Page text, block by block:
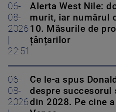
06-
08-
2026
22:51
Alerta West Nile:
murit, iar numărul
10. Măsurile de
țânțarilor
06-
08-
2026
Ce le-a spus
despre succesorul
din 2028. Pe cine